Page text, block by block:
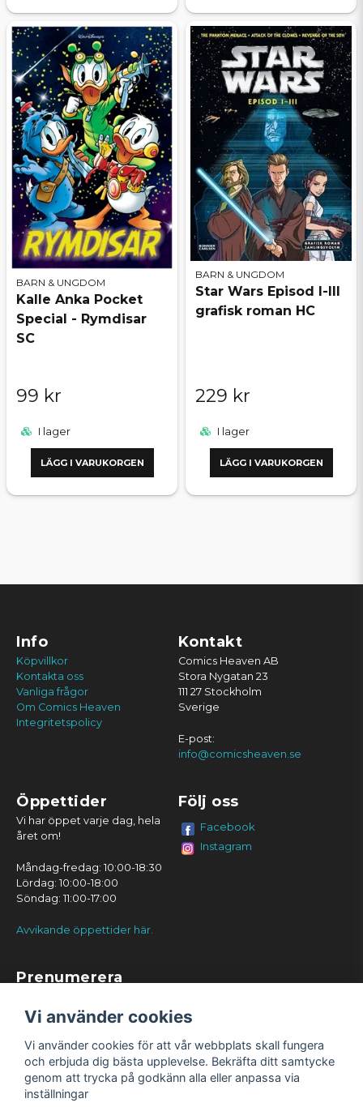
BARN & UNGDOM
Kalle Anka Pocket
Special - Rymdisar
SC
99 kr
I lager
LÄGG I VARUKORGEN
BARN & UNGDOM
Star Wars Episod I-III
grafisk roman HC
229 kr
I lager
LÄGG I VARUKORGEN
Info
Köpvillkor
Kontakta oss
Vanliga frågor
Om Comics Heaven
Integritetspolicy
Kontakt
Comics Heaven AB
Stora Nygatan 23
111 27 Stockholm
Sverige
E-post:
info@comicsheaven.se
Öppettider
Vi har öppet varje dag, hela
året om!
Måndag-fredag: 10:00-18:30
Lördag: 10:00-18:00
Söndag: 11:00-17:00
Avvikande öppettider här.
Följ oss
Facebook
Instagram
Prenumerera
Vi använder cookies
Vi använder cookies för att vår webbplats skall fungera
och erbjuda dig bästa upplevelse. Bekräfta ditt samtycke
genom att trycka på godkänn alla eller anpassa via
inställningar